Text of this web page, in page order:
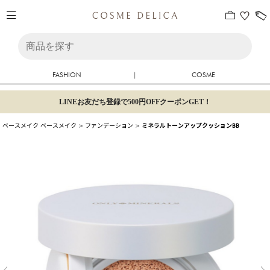
FASHION | COSME
LINEお友だち登録で500円OFFクーポンGET！
ベースメイク ベースメイク > ファンデーション > ミネラルトーンアップクッションBB